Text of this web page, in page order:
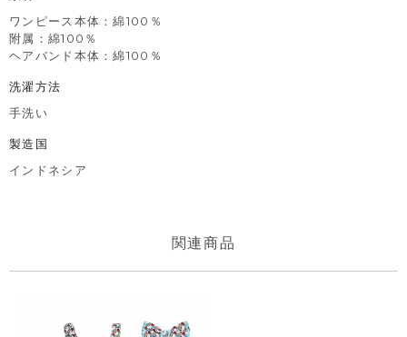
ワンピース本体：綿100％
附属：綿100％
ヘアバンド本体：綿100％
洗濯方法
手洗い
製造国
インドネシア